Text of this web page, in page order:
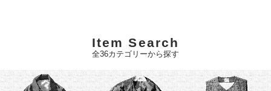
Item Search
全36カテゴリーから探す